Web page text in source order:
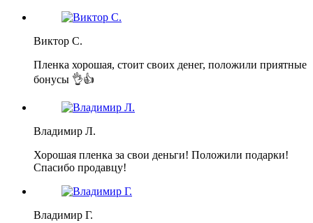
Виктор С.
Пленка хорошая, стоит своих денег, положили приятные
бонусы 👌👍
Владимир Л.
Хорошая пленка за свои деньги! Положили подарки!
Спасибо продавцу!
Владимир Г.